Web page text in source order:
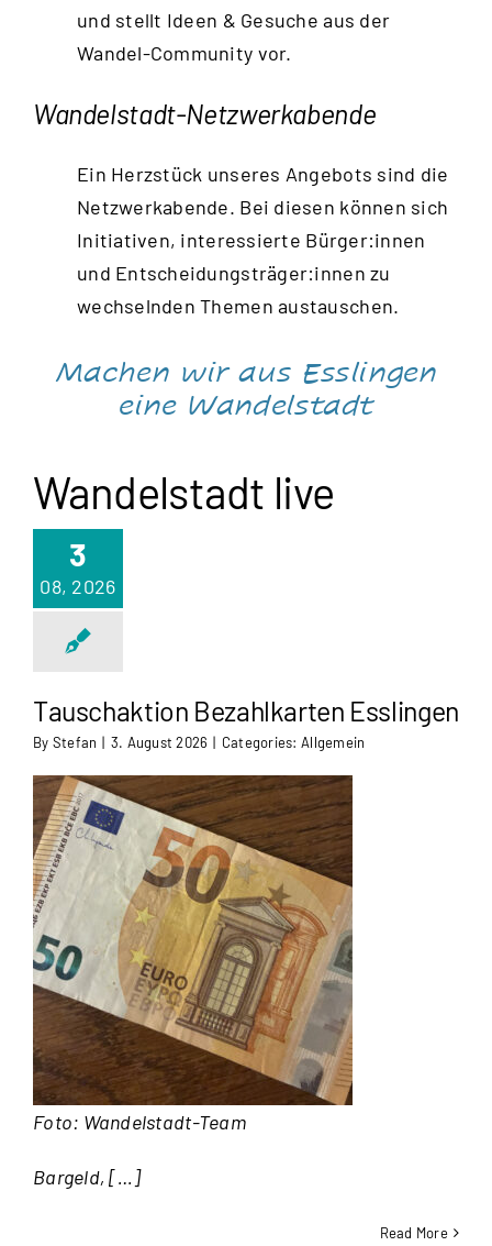
und stellt Ideen & Gesuche aus der
Wandel-Community vor.
Wandelstadt-Netzwerkabende
Ein Herzstück unseres Angebots sind die
Netzwerkabende. Bei diesen können sich
Initiativen, interessierte Bürger:innen
und Entscheidungsträger:innen zu
wechselnden Themen austauschen.
Machen wir aus Esslingen
eine Wandelstadt
Wandelstadt live
3
08, 2026
Tauschaktion Bezahlkarten Esslingen
By Stefan | 3. August 2026 | Categories:Allgemein
Foto: Wandelstadt-Team
Bargeld, […]
Read More